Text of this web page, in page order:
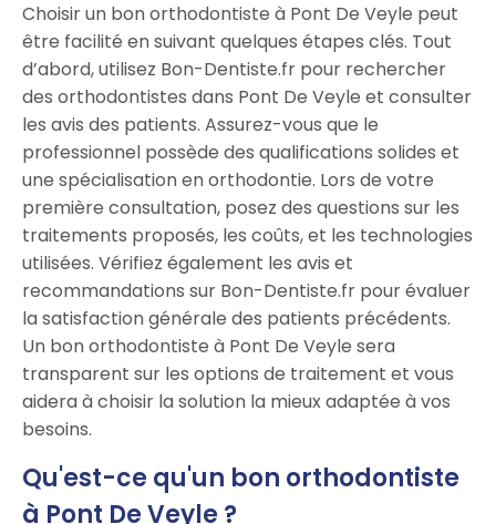
Choisir un bon orthodontiste à Pont De Veyle peut
être facilité en suivant quelques étapes clés. Tout
d’abord, utilisez Bon-Dentiste.fr pour rechercher
des orthodontistes dans Pont De Veyle et consulter
les avis des patients. Assurez-vous que le
professionnel possède des qualifications solides et
une spécialisation en orthodontie. Lors de votre
première consultation, posez des questions sur les
traitements proposés, les coûts, et les technologies
utilisées. Vérifiez également les avis et
recommandations sur Bon-Dentiste.fr pour évaluer
la satisfaction générale des patients précédents.
Un bon orthodontiste à Pont De Veyle sera
transparent sur les options de traitement et vous
aidera à choisir la solution la mieux adaptée à vos
besoins.
Qu'est-ce qu'un bon orthodontiste
à Pont De Veyle ?